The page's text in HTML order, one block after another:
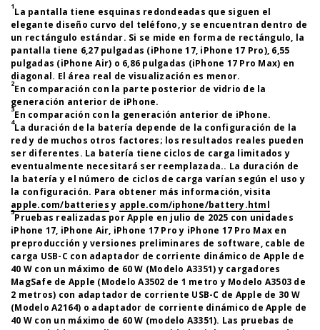
1La pantalla tiene esquinas redondeadas que siguen el
elegante diseño curvo del teléfono, y se encuentran dentro de
un rectángulo estándar. Si se mide en forma de rectángulo, la
pantalla tiene 6,27 pulgadas (iPhone 17, iPhone 17 Pro), 6,55
pulgadas (iPhone Air) o 6,86 pulgadas (iPhone 17 Pro Max) en
diagonal. El área real de visualización es menor.
2En comparación con la parte posterior de vidrio de la
generación anterior de iPhone.
3En comparación con la generación anterior de iPhone.
4La duración de la batería depende de la configuración de la
red y de muchos otros factores; los resultados reales pueden
ser diferentes. La batería tiene ciclos de carga limitados y
eventualmente necesitará ser reemplazada.. La duración de
la batería y el número de ciclos de carga varían según el uso y
la configuración. Para obtener más información, visita
apple.com/batteriesy apple.com/iphone/battery.html
5Pruebas realizadas por Apple en julio de 2025 con unidades
iPhone 17, iPhone Air, iPhone 17 Pro y iPhone 17 Pro Max en
preproducción y versiones preliminares de software, cable de
carga USB-C con adaptador de corriente dinámico de Apple de
40 W con un máximo de 60 W (Modelo A3351) y cargadores
MagSafe de Apple (Modelo A3502 de 1 metro y Modelo A3503 de
2 metros) con adaptador de corriente USB-C de Apple de 30 W
(Modelo A2164) o adaptador de corriente dinámico de Apple de
40 W con un máximo de 60 W (modelo A3351). Las pruebas de